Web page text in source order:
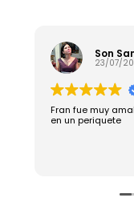
Son
23/07/
Fran fue muy
en un periquete